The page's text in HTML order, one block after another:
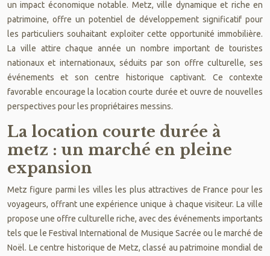
un impact économique notable. Metz, ville dynamique et riche en
patrimoine, offre un potentiel de développement significatif pour
les particuliers souhaitant exploiter cette opportunité immobilière.
La ville attire chaque année un nombre important de touristes
nationaux et internationaux, séduits par son offre culturelle, ses
événements et son centre historique captivant. Ce contexte
favorable encourage la location courte durée et ouvre de nouvelles
perspectives pour les propriétaires messins.
La location courte durée à
metz : un marché en pleine
expansion
Metz figure parmi les villes les plus attractives de France pour les
voyageurs, offrant une expérience unique à chaque visiteur. La ville
propose une offre culturelle riche, avec des événements importants
tels que le Festival International de Musique Sacrée ou le marché de
Noël. Le centre historique de Metz, classé au patrimoine mondial de